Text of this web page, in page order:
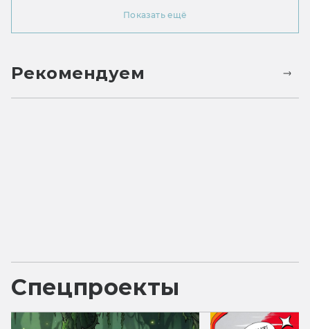
Показать ещё
Рекомендуем
Спецпроекты